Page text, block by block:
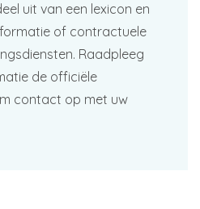
uit van een lexicon en
of contractuele
Raadpleeg
de officiële
contact op met uw